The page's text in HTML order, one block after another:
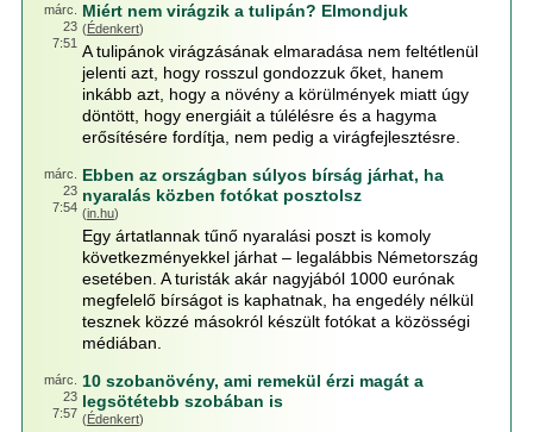
márc.
23
7:51
Miért nem virágzik a tulipán? Elmondjuk
(Édenkert)
A tulipánok virágzásának elmaradása nem feltétlenül
jelenti azt, hogy rosszul gondozzuk őket, hanem
inkább azt, hogy a növény a körülmények miatt úgy
döntött, hogy energiáit a túlélésre és a hagyma
erősítésére fordítja, nem pedig a virágfejlesztésre.
márc.
23
7:54
Ebben az országban súlyos bírság járhat, ha
nyaralás közben fotókat posztolsz
(in.hu)
Egy ártatlannak tűnő nyaralási poszt is komoly
következményekkel járhat – legalábbis Németország
esetében. A turisták akár nagyjából 1000 eurónak
megfelelő bírságot is kaphatnak, ha engedély nélkül
tesznek közzé másokról készült fotókat a közösségi
médiában.
márc.
23
7:57
10 szobanövény, ami remekül érzi magát a
legsötétebb szobában is
(Édenkert)